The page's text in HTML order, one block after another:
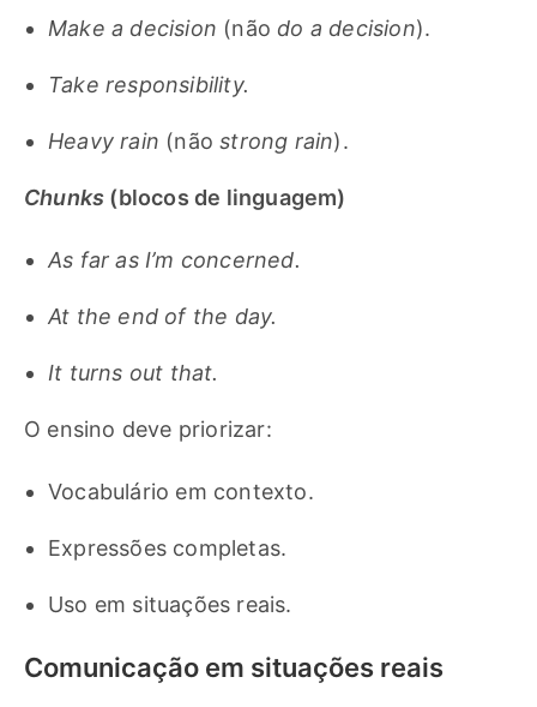
Make a decision (não do a decision).
Take responsibility.
Heavy rain (nãostrong rain).
Chunks (blocos de linguagem)
As far as I’m concerned.
At the end of the day.
It turns out that.
O ensino deve priorizar:
Vocabulário em contexto.
Expressões completas.
Uso em situações reais.
Comunicação em situações reais